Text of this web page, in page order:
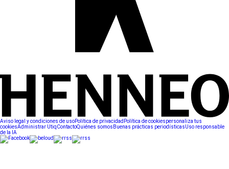
Aviso legal y condiciones de usoPolítica de privacidad Política de cookiespersonaliza tus
cookiesAdministrar UtiqContactoQuiénes somos Buenas prácticas periodísticasUso responsable
de la IA